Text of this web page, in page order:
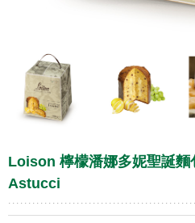
Loison 檸檬潘娜多妮聖誕
Astucci